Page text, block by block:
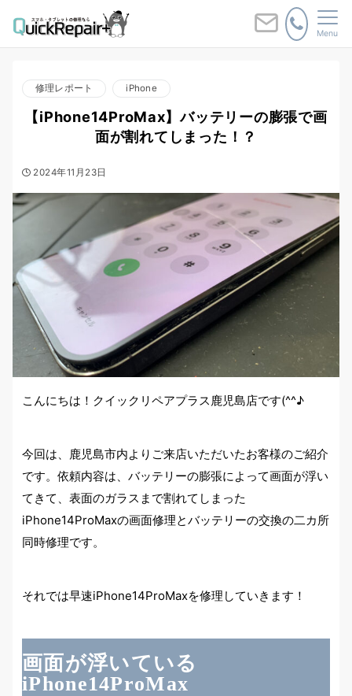
Menu
修理レポート iPhone
【iPhone14ProMax】バッテリーの膨張で画
面が割れてしまった！？
2024年11月23日
こんにちは！クイックリペアプラス鹿児島店です(^^♪
今回は、鹿児島市内よりご来店いただいたお客様のご紹介
です。依頼内容は、バッテリーの膨張によって画面が浮い
てきて、表面のガラスまで割れてしまった
iPhone14ProMaxの画面修理とバッテリーの交換の二カ所
同時修理です。
それでは早速iPhone14ProMaxを修理していきます！
画面が浮いている
iPhone14ProMax